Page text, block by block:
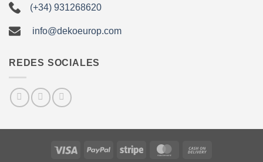
(+34) 931268620
info@dekoeurop.com
REDES SOCIALES
Visa PayPal Stripe MasterCard